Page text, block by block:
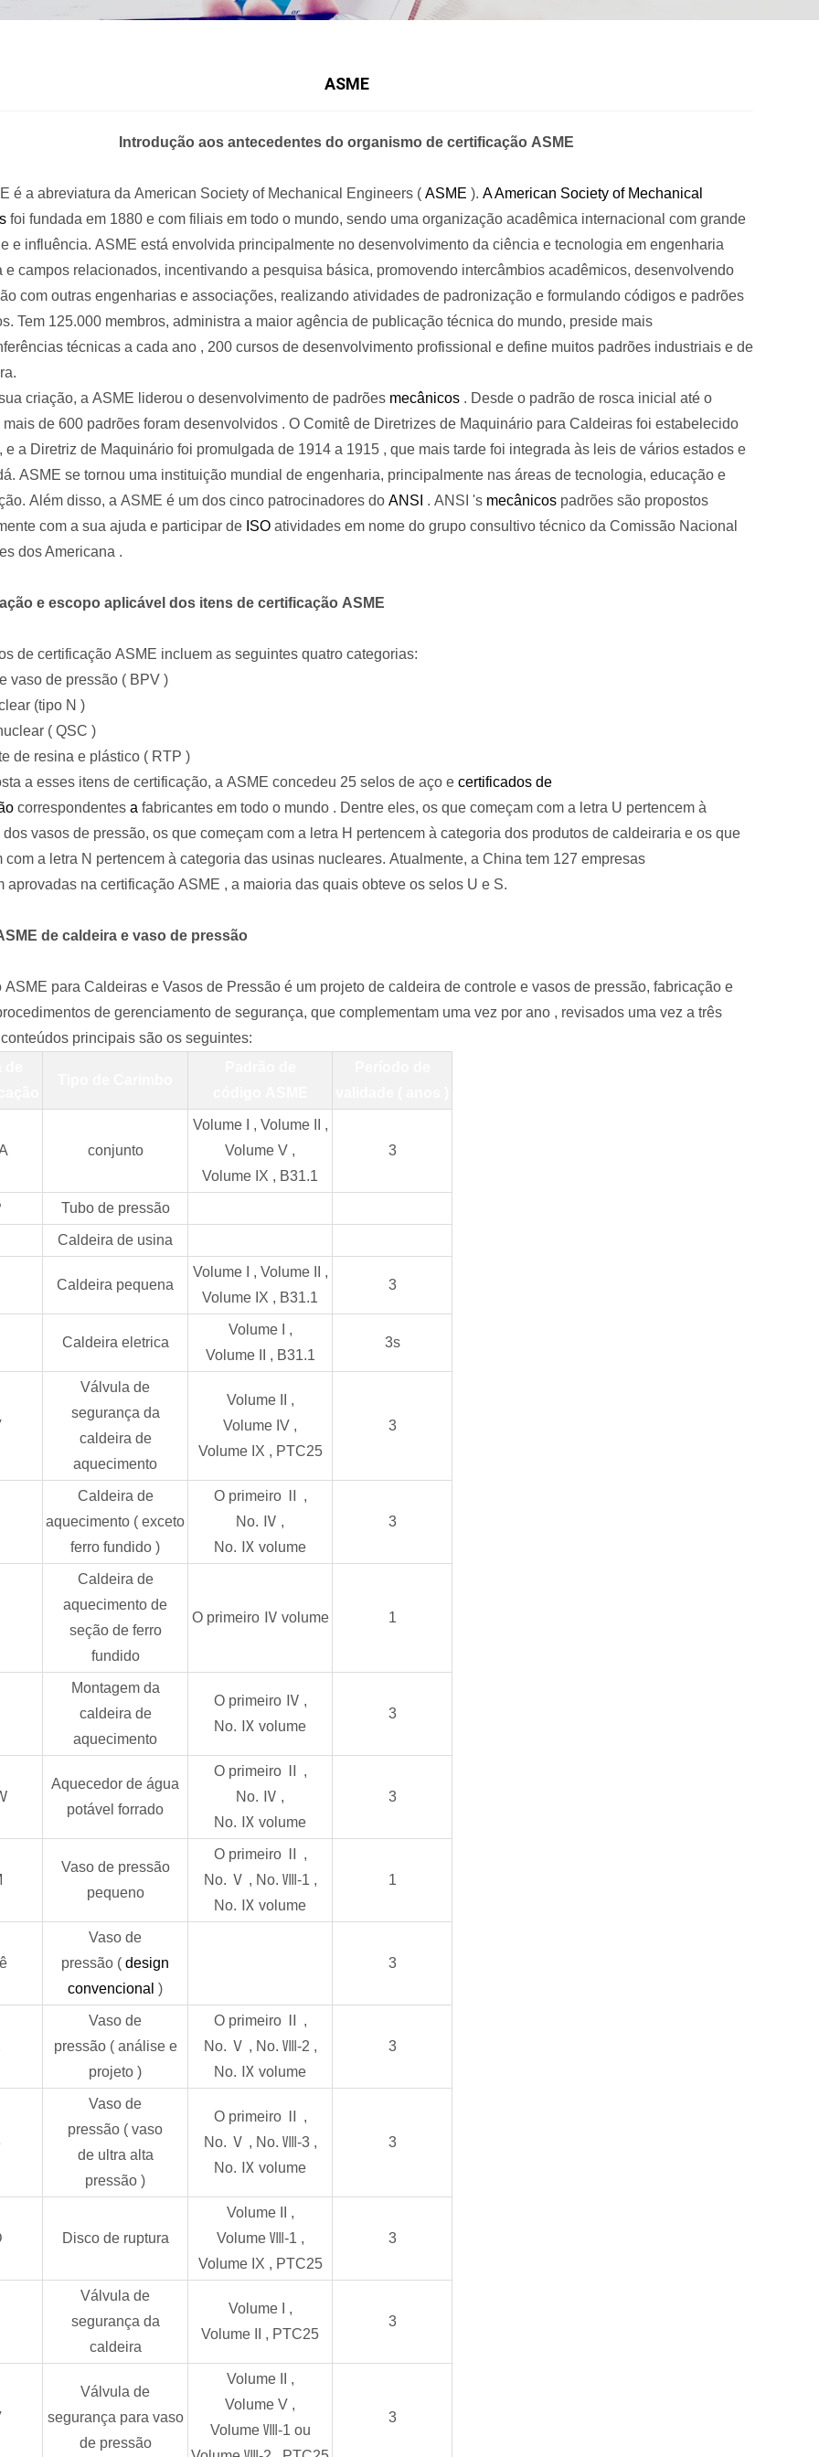
ASME
Introdução aos antecedentes do organismo de certificação ASME
é a abreviatura da American Society of Mechanical Engineers ( ASME ). A American Society of Mechanical
foi fundada em 1880 e com filiais em todo o mundo, sendo uma organização acadêmica internacional com grande
e influência. ASME está envolvida principalmente no desenvolvimento da ciência e tecnologia em engenharia
e campos relacionados, incentivando a pesquisa básica, promovendo intercâmbios acadêmicos, desenvolvendo
com outras engenharias e associações, realizando atividades de padronização e formulando códigos e padrões
Tem 125.000 membros, administra a maior agência de publicação técnica do mundo, preside mais
técnicas a cada ano , 200 cursos de desenvolvimento profissional e define muitos padrões industriais e de
criação, a ASME liderou o desenvolvimento de padrões mecânicos . Desde o padrão de rosca inicial até o
mais de 600 padrões foram desenvolvidos . O Comitê de Diretrizes de Maquinário para Caldeiras foi estabelecido
, e a Diretriz de Maquinário foi promulgada de 1914 a 1915 , que mais tarde foi integrada às leis de vários estados e
ASME se tornou uma instituição mundial de engenharia, principalmente nas áreas de tecnologia, educação e
Além disso, a ASME é um dos cinco patrocinadores do ANSI . ANSI 's mecânicos padrões são propostos
com a sua ajuda e participar de ISO atividades em nome do grupo consultivo técnico da Comissão Nacional
dos Americana .
e escopo aplicável dos itens de certificação ASME
de certificação ASME incluem as seguintes quatro categorias:
vaso de pressão ( BPV )
(tipo N )
( QSC )
de resina e plástico ( RTP )
a esses itens de certificação, a ASME concedeu 25 selos de aço e certificados de
correspondentes a fabricantes em todo o mundo . Dentre eles, os que começam com a letra U pertencem à
vasos de pressão, os que começam com a letra H pertencem à categoria dos produtos de caldeiraria e os que
com a letra N pertencem à categoria das usinas nucleares. Atualmente, a China tem 127 empresas
aprovadas na certificação ASME , a maioria das quais obteve os selos U e S.
de caldeira e vaso de pressão
ASME para Caldeiras e Vasos de Pressão é um projeto de caldeira de controle e vasos de pressão, fabricação e
de gerenciamento de segurança, que complementam uma vez por ano , revisados uma vez a três
principais são os seguintes:
conjunto
Volume , Volume
,
Volume V ,
Volume IX , B31.1
3
Tubo de pressão
Caldeira de usina
Caldeira pequena
Volume , Volume
,
Volume IX , B31.1
3
Caldeira eletrica
Volume
,
Volume
, B31.1
3s
Válvula de
segurança da
caldeira de
aquecimento
Volume
,
Volume IV ,
Volume IX , PTC25
3
Caldeira de
aquecimento ( exceto
ferro fundido )
O primeiro
,
No.
Ⅳ ,
No.
Ⅸ volume
3
Caldeira de
aquecimento de
seção de ferro
fundido
O primeiro Ⅳ volume 1
Montagem da
caldeira de
aquecimento
O primeiro Ⅳ ,
No.
Ⅸ volume
3
Aquecedor de água
potável forrado
O primeiro
,
No.
Ⅳ ,
No.
Ⅸ volume
3
Vaso de pressão
pequeno
O primeiro
,
No. Ⅴ , No. Ⅷ-1 ,
No.
Ⅸ volume
1
Vaso de
pressão ( design
convencional )
3
Vaso de
pressão (análise e
projeto )
O primeiro
,
No. Ⅴ , No. Ⅷ-2 ,
No.
Ⅸ volume
3
Vaso de
pressão ( vaso
de ultra alta
pressão )
O primeiro
,
No. Ⅴ , No. Ⅷ-3,
No.
Ⅸ volume
3
Disco de ruptura
Volume
,
Volume Ⅷ-1 ,
Volume IX , PTC25
3
Válvula de
segurança da
caldeira
Volume
,
Volume
, PTC25
3
Válvula de
segurança para vaso
de pressão
Volume
,
Volume V ,
Volume Ⅷ-1 ou
3